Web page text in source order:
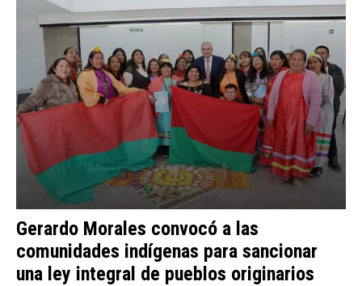
Gerardo Morales convocó a las
comunidades indígenas para sancionar
una ley integral de pueblos originarios